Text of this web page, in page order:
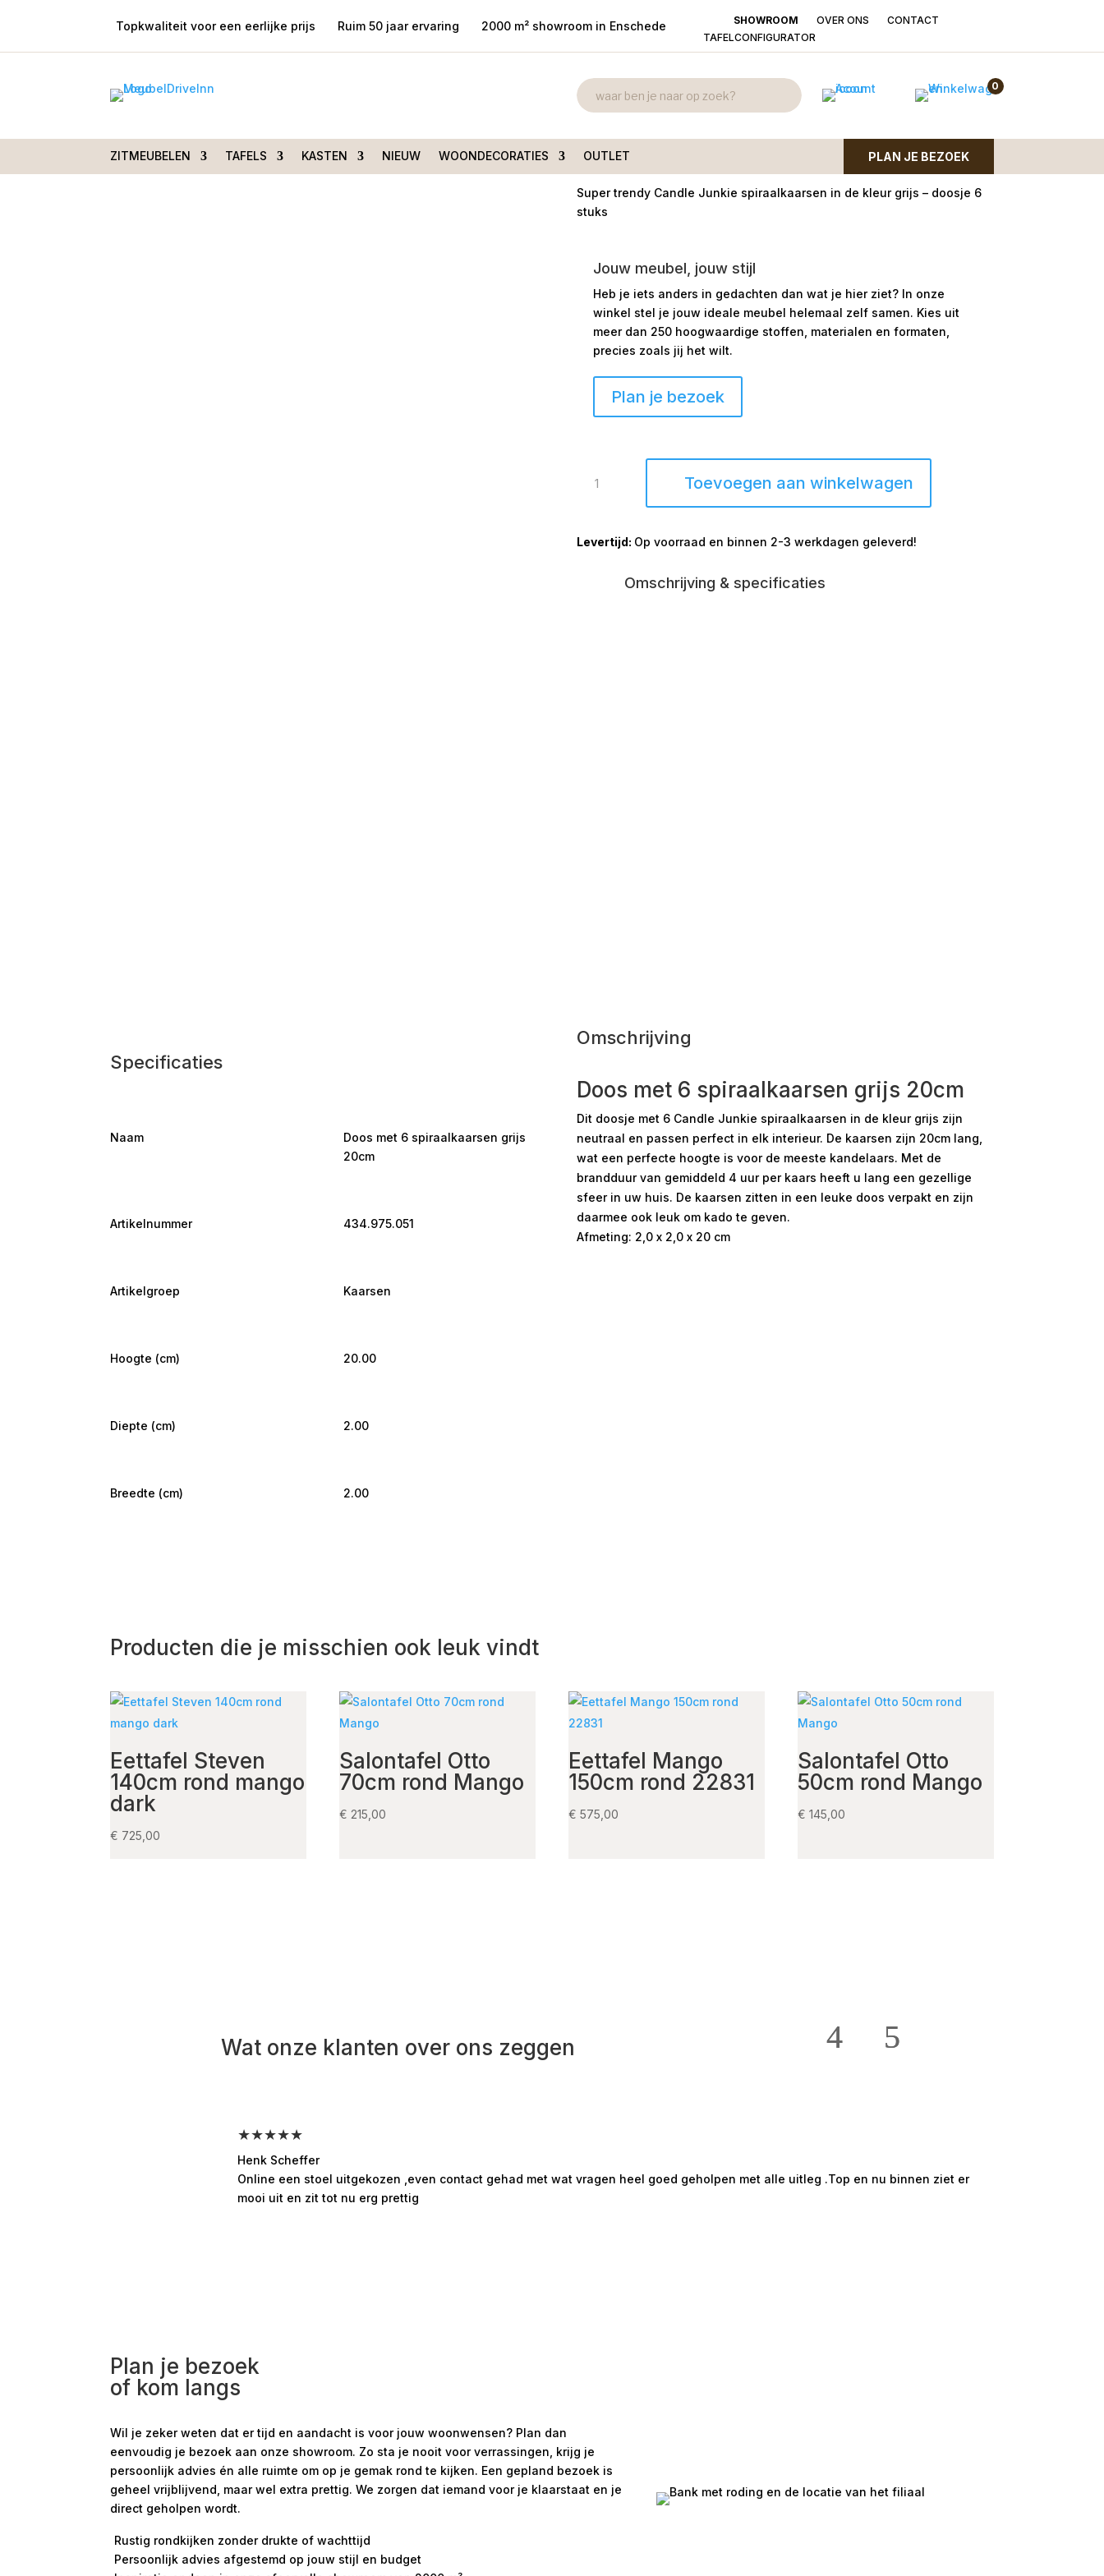
Topkwaliteit voor een eerlijke prijs Ruim 50 jaar ervaring 2000 m² showroom in Enschede SHOWROOM OVER ONS
CONTACT
TAFELCONFIGURATOR
0
ZITMEUBELEN TAFELS KASTEN NIEUW WOONDECORATIES OUTLET PLAN JE BEZOEK
Doos met 6 spiraalkaarsen grijs
20cm
€3,99
Super trendy Candle Junkie spiraalkaarsen in de kleur grijs – doosje 6
stuks
Jouw meubel, jouw stijl
Heb je iets anders in gedachten dan wat je hier ziet? In onze
winkel stel je jouw ideale meubel helemaal zelf samen. Kies uit
meer dan 250 hoogwaardige stoffen, materialen en formaten,
precies zoals jij het wilt.
Plan je bezoek
met
grijs
Toevoegen aan winkelwagen
Op voorraad en binnen 2-3 werkdagen geleverd!
Omschrijving & specificaties
Specificaties
Naam
Doos met 6 spiraalkaarsen grijs
20cm
Artikelnummer 434.975.051
Artikelgroep Kaarsen
Hoogte (cm) 20.00
Diepte (cm) 2.00
Breedte (cm) 2.00
Omschrijving
Doos met 6 spiraalkaarsen grijs 20cm
Dit doosje met 6 Candle Junkie spiraalkaarsen in de kleur grijs zijn
neutraal en passen perfect in elk interieur. De kaarsen zijn 20cm lang,
wat een perfecte hoogte is voor de meeste kandelaars. Met de
brandduur van gemiddeld 4 uur per kaars heeft u lang een gezellige
sfeer in uw huis. De kaarsen zitten in een leuke doos verpakt en zijn
daarmee ook leuk om kado te geven.
Afmeting: 2,0 x 2,0 x 20 cm
Producten die je misschien ook leuk vindt
Eettafel Steven
140cm rond mango
dark
€ 725,00
Salontafel Otto
70cm rond Mango
€ 215,00
Eettafel Mango
150cm rond 22831
€ 575,00
Salontafel Otto
50cm rond Mango
€ 145,00
Wat onze klanten over ons zeggen
★★★★★
Henk Scheffer
Online een stoel uitgekozen ,even contact gehad met wat vragen heel goed geholpen met alle uitleg .Top en nu binnen ziet er
mooi uit en zit tot nu erg prettig
Plan je bezoek
of kom langs
Wil je zeker weten dat er tijd en aandacht is voor jouw woonwensen? Plan dan
eenvoudig je bezoek aan onze showroom. Zo sta je nooit voor verrassingen, krijg je
persoonlijk advies én alle ruimte om op je gemak rond te kijken. Een gepland bezoek is
geheel vrijblijvend, maar wel extra prettig. We zorgen dat iemand voor je klaarstaat en je
direct geholpen wordt.
Rustig rondkijken zonder drukte of wachttijd
Persoonlijk advies afgestemd op jouw stijl en budget